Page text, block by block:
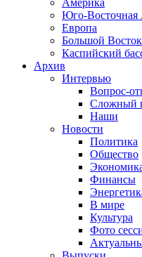
Америка
Юго-Восточная
Европа
Большой Восток
Каспийский
Архив
Интервью
Вопрос-
Сложный
Наши
Новости
Политика
Общество
Финансы
В мире
Культура
Фото